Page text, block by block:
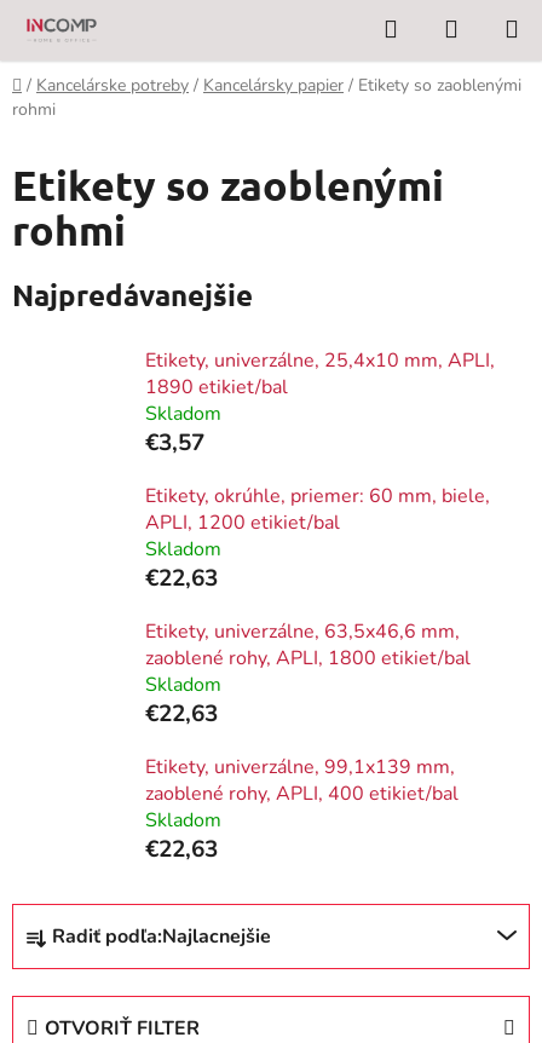
Prejsť
obsah
Hľadať
KOŠÍK
Domov
/ Kancelárske potreby / Kancelársky papier / Etikety so zaoblenými
rohmi
Etikety so zaoblenými
rohmi
Najpredávanejšie
Etikety, univerzálne, 25,4x10 mm, APLI,
1890 etikiet/bal
Skladom
€3,57
Etikety, okrúhle, priemer: 60 mm, biele,
APLI, 1200 etikiet/bal
Skladom
€22,63
Etikety, univerzálne, 63,5x46,6 mm,
zaoblené rohy, APLI, 1800 etikiet/bal
Skladom
€22,63
Etikety, univerzálne, 99,1x139 mm,
zaoblené rohy, APLI, 400 etikiet/bal
Skladom
€22,63
R
d
Radiť podľa:Najlacnejšie
OTVORIŤ FILTER